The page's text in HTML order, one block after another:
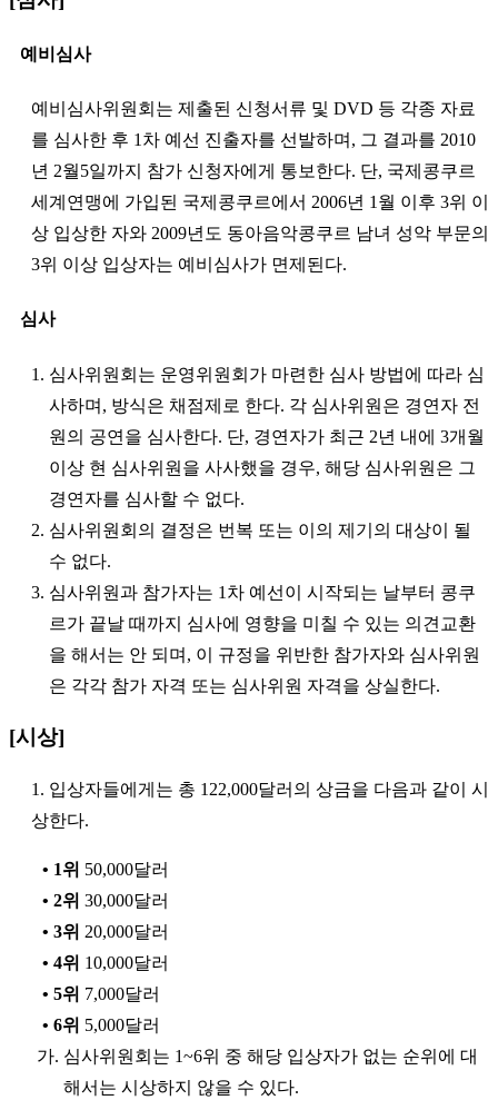
예비심사
예비심사위원회는 제출된 신청서류 및 DVD 등 각종 자료
를 심사한 후 1차 예선 진출자를 선발하며, 그 결과를 2010
년 2월5일까지 참가 신청자에게 통보한다. 단, 국제콩쿠르
세계연맹에 가입된 국제콩쿠르에서 2006년 1월 이후 3위 이
상 입상한 자와 2009년도 동아음악콩쿠르 남녀 성악 부문의
3위 이상 입상자는 예비심사가 면제된다.
심사
1. 심사위원회는 운영위원회가 마련한 심사 방법에 따라 심
사하며, 방식은 채점제로 한다. 각 심사위원은 경연자 전
원의 공연을 심사한다. 단, 경연자가 최근 2년 내에 3개월
이상 현 심사위원을 사사했을 경우, 해당 심사위원은 그
경연자를 심사할 수 없다.
2. 심사위원회의 결정은 번복 또는 이의 제기의 대상이 될
수 없다.
3. 심사위원과 참가자는 1차 예선이 시작되는 날부터 콩쿠
르가 끝날 때까지 심사에 영향을 미칠 수 있는 의견교환
을 해서는 안 되며, 이 규정을 위반한 참가자와 심사위원
은 각각 참가 자격 또는 심사위원 자격을 상실한다.
[시상]
1. 입상자들에게는 총 122,000달러의 상금을 다음과 같이 시
상한다.
• 1위 50,000달러
• 2위 30,000달러
• 3위 20,000달러
• 4위 10,000달러
• 5위 7,000달러
• 6위 5,000달러
가. 심사위원회는 1~6위 중 해당 입상자가 없는 순위에 대
해서는 시상하지 않을 수 있다.